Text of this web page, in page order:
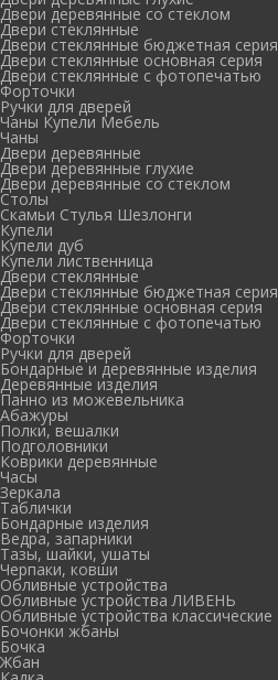
Двери деревянные со стеклом
Двери стеклянные
Двери стеклянные бюджетная серия
Двери стеклянные основная серия
Двери стеклянные с фотопечатью
Форточки
Ручки для дверей
Чаны Купели Мебель
Чаны
Двери деревянные
Двери деревянные глухие
Двери деревянные со стеклом
Столы
Скамьи Стулья Шезлонги
Купели
Купели дуб
Купели лиственница
Двери стеклянные
Двери стеклянные бюджетная серия
Двери стеклянные основная серия
Двери стеклянные с фотопечатью
Форточки
Ручки для дверей
Бондарные и деревянные изделия
Деревянные изделия
Панно из можевельника
Абажуры
Полки, вешалки
Подголовники
Коврики деревянные
Часы
Зеркала
Таблички
Бондарные изделия
Ведра, запарники
Тазы, шайки, ушаты
Черпаки, ковши
Обливные устройства
Обливные устройства ЛИВЕНЬ
Обливные устройства классические
Бочонки жбаны
Бочка
Жбан